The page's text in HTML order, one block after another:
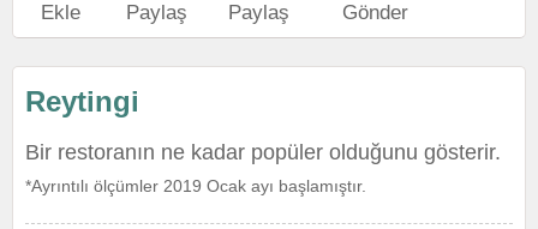
Ekle
Paylaş
Paylaş
Gönder
Reytingi
Bir restoranın ne kadar popüler olduğunu gösterir.
*Ayrıntılı ölçümler 2019 Ocak ayı başlamıştır.